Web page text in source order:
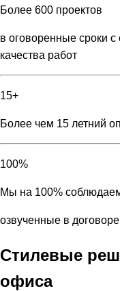
Более 600 проектов
в оговоренные сроки
качества работ
15+
Более чем 15 летний
100%
Мы на 100%
озвученные в договоре
Стилевые
офиса